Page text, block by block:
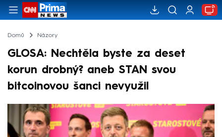
Domů Názory
GLOSA: Nechtěla byste za deset
korun drobný? aneb STAN svou
bitcoinovou šanci nevyužil